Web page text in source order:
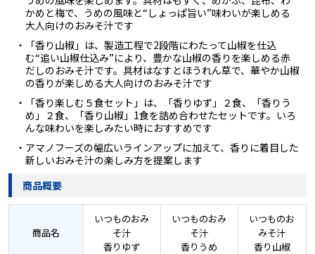
かめと梅で、うめの風味と“しょっぱ旨い”味わいが楽しめる
大人向けのおみそ汁です
・「香り山椒」は、製造工程で2段階にわたって山椒を仕込
む“追い山椒仕込み”により、豊かな山椒の香りを楽しめる赤
だしのおみそ汁です。具材はなすとほうれん草で、華やか山椒
の香りが楽しめる大人向けのおみそ汁です
・「香り楽しむ５食セット」は、「香りゆず」２食、「香りう
め」２食、「香り山椒」1食を詰め合わせたセットです。いろ
んな味わいを楽しみたい時におすすめです
・アマノフーズの幅広いラインアップに加えて、香りに着目した
新しいおみそ汁の楽しみ方を提案します
商品概要
商品名
いつものおみ
そ汁
香りゆず
いつものおみ
そ汁
香りうめ
いつものお
みそ汁
香り山椒